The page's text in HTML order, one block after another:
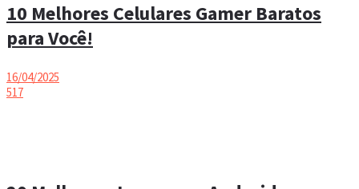
10 Melhores Celulares Gamer Baratos
para Você!
16/04/2025
517